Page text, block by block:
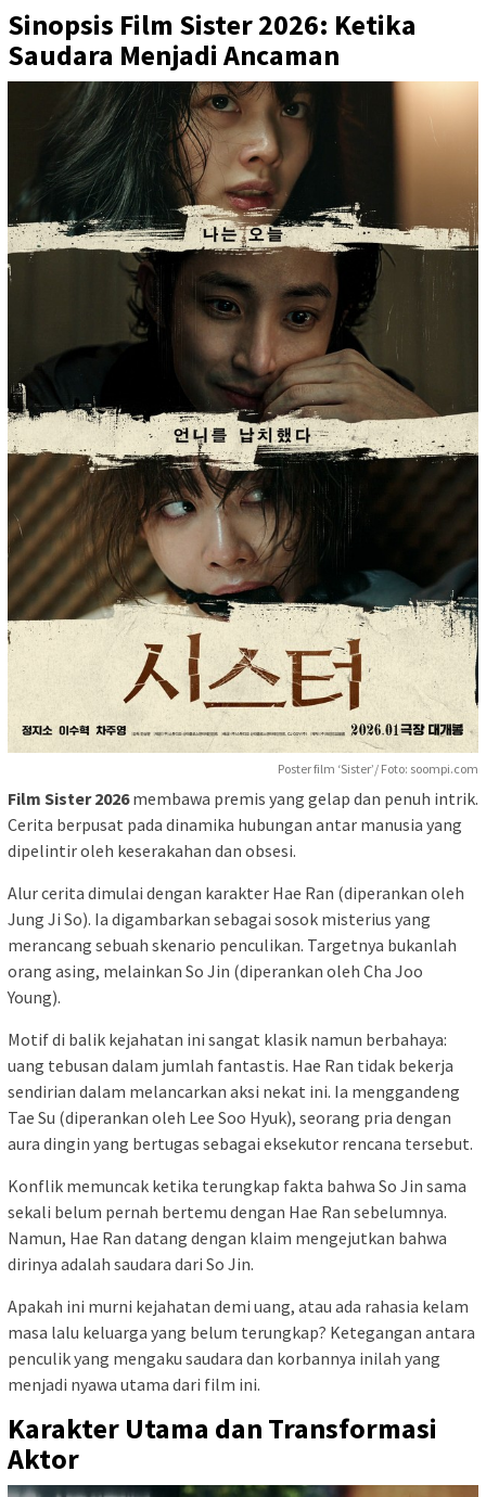
Sinopsis Film Sister 2026: Ketika
Saudara Menjadi Ancaman
Poster film ‘Sister’/ Foto: soompi.com
Film Sister 2026membawa premis yang gelap dan penuh intrik.
Cerita berpusat pada dinamika hubungan antar manusia yang
dipelintir oleh keserakahan dan obsesi.
Alur cerita dimulai dengan karakter Hae Ran (diperankan oleh
Jung Ji So). Ia digambarkan sebagai sosok misterius yang
merancang sebuah skenario penculikan. Targetnya bukanlah
orang asing, melainkan So Jin (diperankan oleh Cha Joo
Young).
Motif di balik kejahatan ini sangat klasik namun berbahaya:
uang tebusan dalam jumlah fantastis. Hae Ran tidak bekerja
sendirian dalam melancarkan aksi nekat ini. Ia menggandeng
Tae Su (diperankan oleh Lee Soo Hyuk), seorang pria dengan
aura dingin yang bertugas sebagai eksekutor rencana tersebut.
Konflik memuncak ketika terungkap fakta bahwa So Jin sama
sekali belum pernah bertemu dengan Hae Ran sebelumnya.
Namun, Hae Ran datang dengan klaim mengejutkan bahwa
dirinya adalah saudara dari So Jin.
Apakah ini murni kejahatan demi uang, atau ada rahasia kelam
masa lalu keluarga yang belum terungkap? Ketegangan antara
penculik yang mengaku saudara dan korbannya inilah yang
menjadi nyawa utama dari film ini.
Karakter Utama dan Transformasi
Aktor